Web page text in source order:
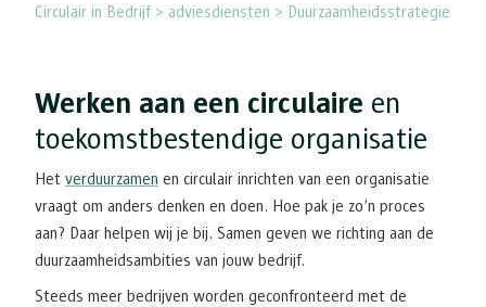
Circulair in Bedrijf > adviesdiensten > Duurzaamheidsstrategie
Werken aan een circulaire en
toekomstbestendige organisatie
Het verduurzamen en circulair inrichten van een organisatie
vraagt om anders denken en doen. Hoe pak je zo’n proces
aan? Daar helpen wij je bij. Samen geven we richting aan de
duurzaamheidsambities van jouw bedrijf.
Steeds meer bedrijven worden geconfronteerd met de